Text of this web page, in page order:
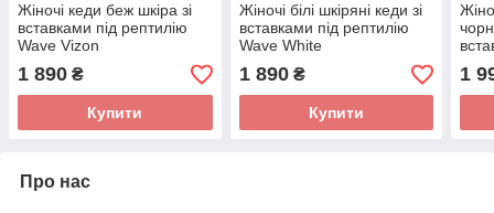
Жіночі кеди беж шкіра зі
вставками під рептилію
Wave Vizon
1 890 ₴
Купити
Жіночі білі шкіряні кеди зі
вставками під рептилію
Wave White
1 890₴
Купити
1
Про нас